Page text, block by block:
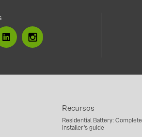
Recursos
Residential Battery: Complete
installer's guide